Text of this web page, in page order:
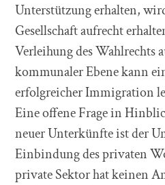
Unterstützung erhalten,
Gesellschaft aufrecht
Verleihung des Wahlrechts
kommunaler Ebene kann
erfolgreicher Immigration
Eine offene Frage in
neuer Unterkünfte ist der
Einbindung des privaten
private Sektor hat keinen